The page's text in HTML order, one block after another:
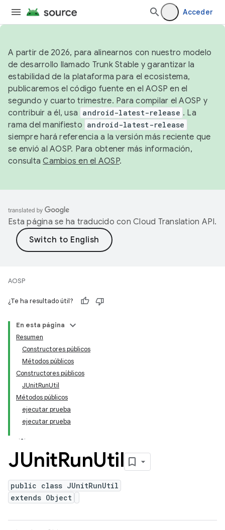
Acceder
A partir de 2026, para alinearnos con nuestro modelo
de desarrollo llamado Trunk Stable y garantizar la
estabilidad de la plataforma para el ecosistema,
publicaremos el código fuente en el AOSP en el
segundo y cuarto trimestre. Para compilar el AOSP y
contribuir a él, usa android-latest-release . La
rama del manifiesto android-latest-release
siempre hará referencia a la versión más reciente que
se envió al AOSP. Para obtener más información,
consultaCambios en el AOSP.
Esta página se ha traducido con Cloud Translation API.
AOSP
¿Te ha resultado útil?
En esta página
Resumen
Constructores públicos
Métodos públicos
Constructores públicos
JUnitRunUtil
Métodos públicos
ejecutar prueba
ejecutar prueba
JUnitRunUtil
public class JUnitRunUtil
extends Object